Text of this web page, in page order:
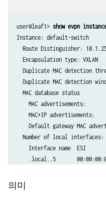
user@leaf1> show evpn
Instance: default-switch
Route Distinguisher:
  Encapsulation type: VXLAN
Duplicate MAC detection
Duplicate MAC detection
MAC database status
MAC advertisements:
MAC+IP advertisements:
Default gateway MAC
Number of local interfaces:
Interface name  ESI
.local..5
Number of IRB interfaces: 3
Interface name  VLAN
의미